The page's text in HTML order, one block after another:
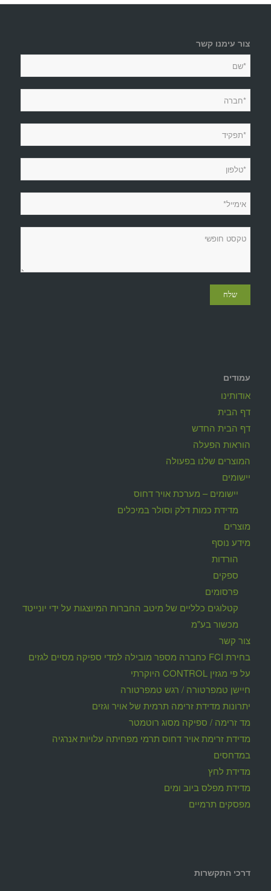
צור עימנו קשר
עמודים
אודותינו
דף הבית
דף הבית החדש
הוראות הפעלה
המוצרים שלנו בפעולה
יישומים
יישומים – מערכת אויר דחוס
מדידת כמות דלק וסולר במיכלים
מוצרים
מידע נוסף
הורדות
ספקים
פרסומים
קטלוגים כלליים של מיטב החברות המיוצגות על ידי יונייטד
מכשור בע"מ
צור קשר
בחירת FCI כחברה מספר מובילה למדי ספיקה מסיים לגזים
על פי מגזין CONTROL היוקרתי
חיישן טמפרטורה / רגש טמפרטורה
יתרונות מדידת זרימה תרמית של אויר וגזים
מד זרימה / ספיקה מסוג רוטמטר
מדידת זרימת אויר דחוס תרמי מפחיתה עלויות אנרגיה
במדחסים
מדידת לחץ
מדידת מפלס ביוב ומים
מפסקים תרמיים
דרכי התקשרות